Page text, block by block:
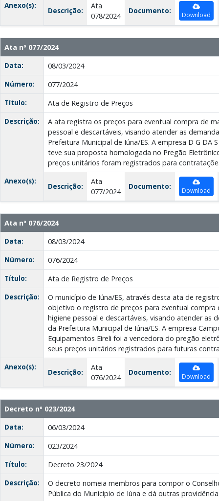
Anexo(s):
Descrição:
Ata
078/2024
Documento: Download
Ata nº 077/2024
Data:
08/03/2024
Número:
077/2024
Título:
Ata de Registro de Preços
Descrição:
A ata registra os preços para eventual compra de
pessoal e descartáveis, visando atender as
Prefeitura Municipal de Iúna/ES. A empresa D G DA
teve sua proposta homologada no Pregão
preços unitários foram registrados para
Anexo(s):
Descrição:
Ata
077/2024
Documento: Download
Ata nº 076/2024
Data:
08/03/2024
Número:
076/2024
Título:
Ata de Registro de Preços
Descrição:
O município de Iúna/ES, através desta ata de
objetivo o registro de preços para eventual compra
higiene pessoal e descartáveis, visando atender as
da Prefeitura Municipal de Iúna/ES. A empresa
Equipamentos Eireli foi a vencedora do pregão
seus preços unitários registrados para futuras
Anexo(s):
Descrição:
Ata
076/2024
Documento: Download
Decreto nº 023/2024
Data:
06/03/2024
Número:
023/2024
Título:
Decreto 23/2024
Descrição:
O decreto nomeia membros para compor o
Pública do Município de Iúna e dá outras